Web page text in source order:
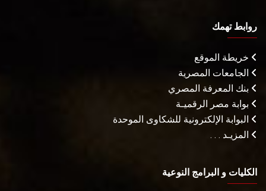
روابط تهمك
خريطة الموقع
الجامعات المصرية
بنك المعرفة المصري
بوابة مصر الرقميـة
البوابة الإلكترونية للشكاوى الموحدة
المزيـد . . .
الكليات و البرامج النوعية